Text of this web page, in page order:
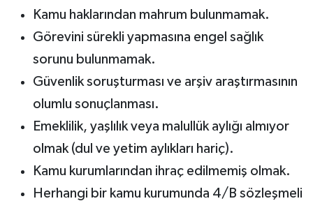
Kamu haklarından mahrum bulunmamak.
Görevini sürekli yapmasına engel sağlık
sorunu bulunmamak.
Güvenlik soruşturması ve arşiv araştırmasının
olumlu sonuçlanması.
Emeklilik, yaşlılık veya malullük aylığı almıyor
olmak (dul ve yetim aylıkları hariç).
Kamu kurumlarından ihraç edilmemiş olmak.
Herhangi bir kamu kurumunda 4/B sözleşmeli